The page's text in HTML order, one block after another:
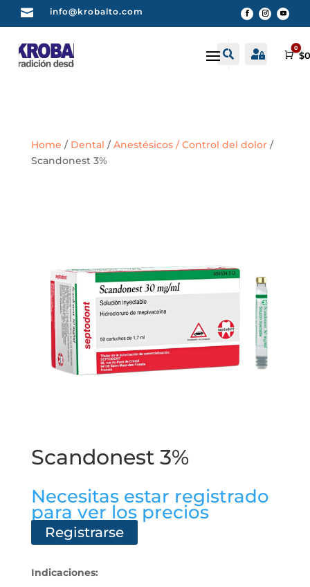
 info@krobalto.com
 Buscar
 Cuenta
0
$
Home / Dental /Anestésicos / Control del dolor/
Scandonest 3%
Scandonest 3%
Necesitas estar registrado
para ver los precios
Registrarse
Indicaciones: